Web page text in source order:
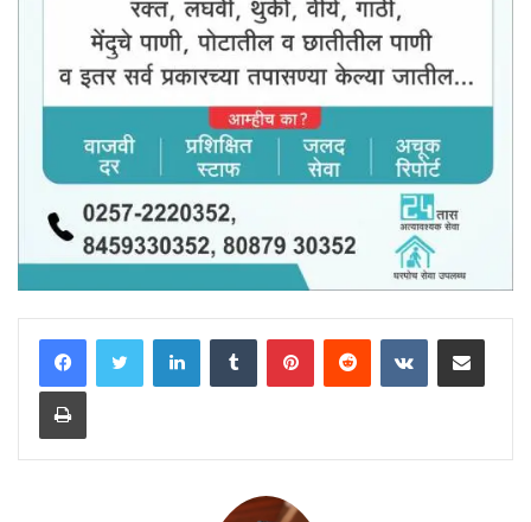
LinkedInTumblr PinterestReddit VKontakteShare via Email
Print